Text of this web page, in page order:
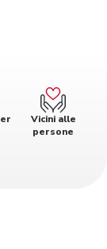
Vicini alle
persone